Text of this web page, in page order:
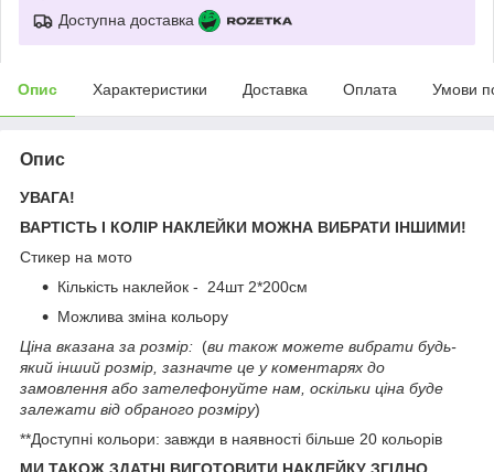
Доступна доставка
Опис Характеристики Доставка Оплата Умови
Опис
УВАГА!
ВАРТІСТЬ І КОЛІР НАКЛЕЙКИ МОЖНА ВИБРАТИ ІНШИМИ!
Стикер на мото
Кількість наклейок - 24шт 2*200см
Можлива зміна кольору
Ціна вказана за розмір: (ви також можете вибрати будь-
який інший розмір, зазначте це у коментарях до
замовлення або зателефонуйте нам, оскільки ціна буде
залежати від обраного розміру)
**Доступні кольори: завжди в наявності більше 20 кольорів
МИ ТАКОЖ ЗДАТНІ ВИГОТОВИТИ НАКЛЕЙКУ ЗГІДНО